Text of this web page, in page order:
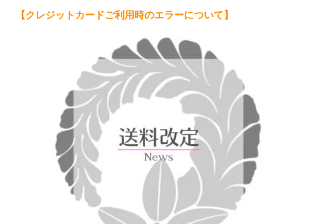
【クレジットカードご利用時のエラーについて】